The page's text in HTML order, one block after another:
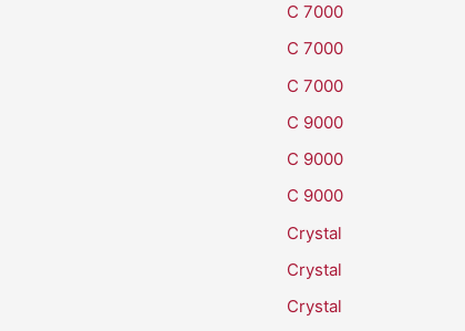
C 7000
C 7000
C 7000
C 9000
C 9000
C 9000
Crystal
Crystal
Crystal